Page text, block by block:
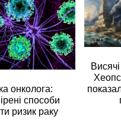
онколога:
способи
ризик раку